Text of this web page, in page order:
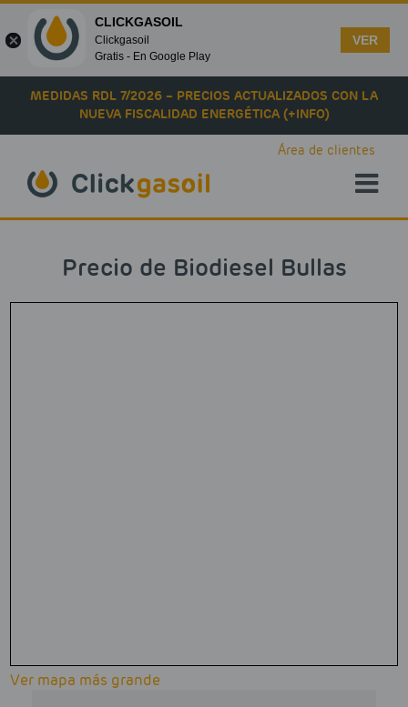
Skip to main content
MEDIDAS RDL 7/2026 – PRECIOS ACTUALIZADOS CON LA
NUEVA FISCALIDAD ENERGÉTICA (+INFO)
Área de clientes
Precio de Biodiesel Bullas
Ver mapa más grande
CLICKGASOIL
Clickgasoil
Gratis - En Google Play
VER